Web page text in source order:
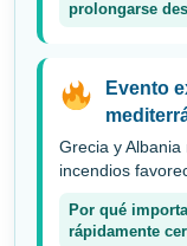
prolongarse
Evento
Grecia y
incendios
Por qué
rápidamente